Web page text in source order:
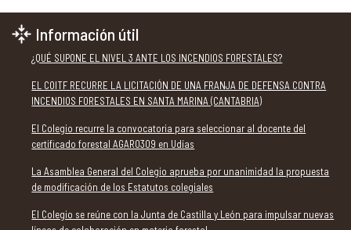
Información útil
¿QUÉ SUPONE EL NIVEL 3 ANTE LOS INCENDIOS FORESTALES?
EL COITF RECURRE LA LICITACIÓN DE UNA FRANJA DE DEFENSA CONTRA
INCENDIOS FORESTALES EN SANTA MARINA (CANTABRIA)
El Colegio recurre la convocatoria para seleccionar al docente del
certificado forestal AGAR0309 en Udías
La Asamblea General del Colegio aprueba por unanimidad la propuesta
de modificación de los Estatutos colegiales
El Colegio se reúne con la Junta de Castilla y León para impulsar nuevas